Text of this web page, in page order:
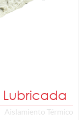
Lubricada
Aislamiento Térmico